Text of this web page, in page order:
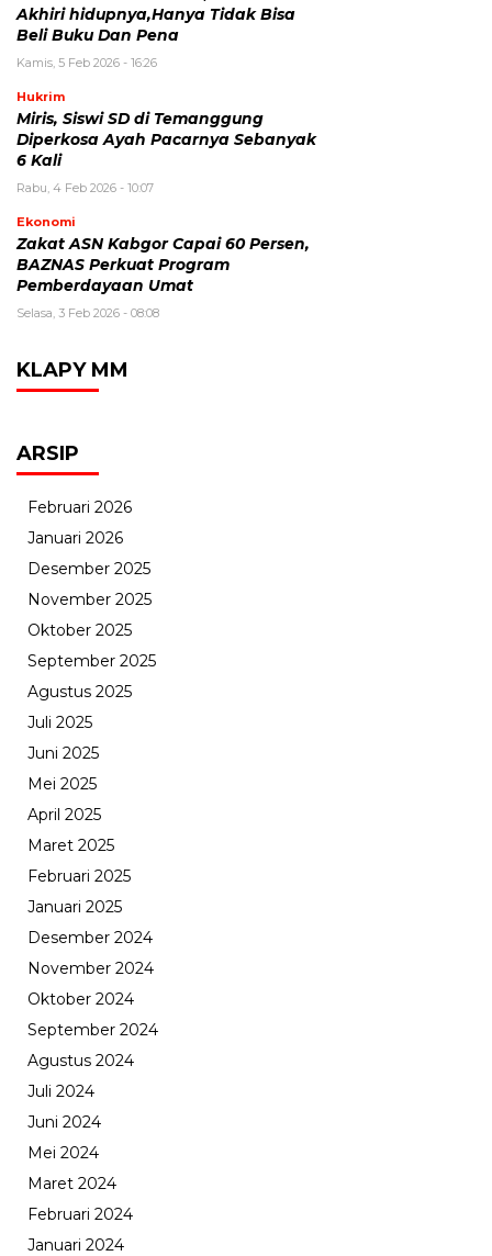
Akhiri hidupnya,Hanya Tidak Bisa
Beli Buku Dan Pena
Kamis, 5 Feb 2026 - 16:26
Hukrim
Miris, Siswi SD di Temanggung
Diperkosa Ayah Pacarnya Sebanyak
6 Kali
Rabu, 4 Feb 2026 - 10:07
Ekonomi
Zakat ASN Kabgor Capai 60 Persen,
BAZNAS Perkuat Program
Pemberdayaan Umat
Selasa, 3 Feb 2026 - 08:08
KLAPY MM
ARSIP
Februari 2026
Januari 2026
Desember 2025
November 2025
Oktober 2025
September 2025
Agustus 2025
Juli 2025
Juni 2025
Mei 2025
April 2025
Maret 2025
Februari 2025
Januari 2025
Desember 2024
November 2024
Oktober 2024
September 2024
Agustus 2024
Juli 2024
Juni 2024
Mei 2024
Maret 2024
Februari 2024
Januari 2024